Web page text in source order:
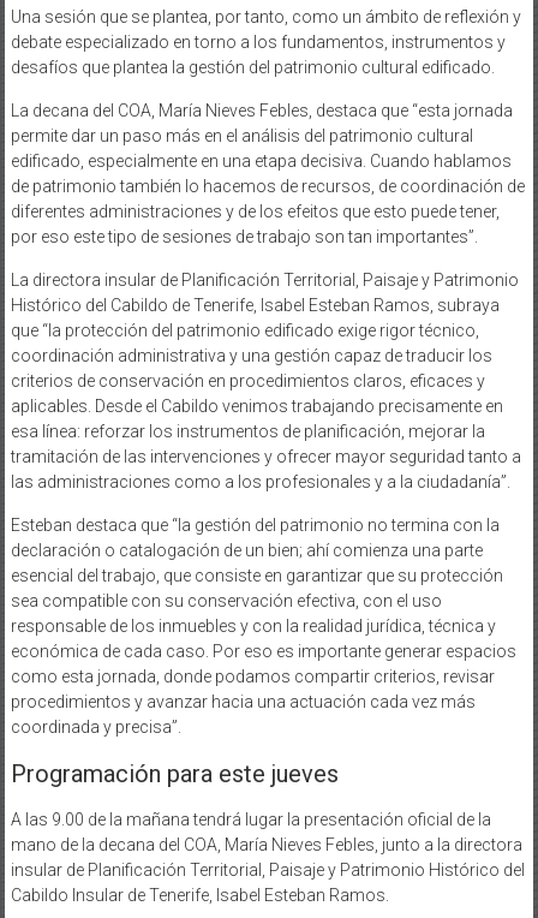
Una sesión que se plantea, por tanto, como un ámbito de reflexión y
debate especializado en torno a los fundamentos, instrumentos y
desafíos que plantea la gestión del patrimonio cultural edificado.
La decana del COA, María Nieves Febles, destaca que “esta jornada
permite dar un paso más en el análisis del patrimonio cultural
edificado, especialmente en una etapa decisiva. Cuando hablamos
de patrimonio también lo hacemos de recursos, de coordinación de
diferentes administraciones y de los efeitos que esto puede tener,
por eso este tipo de sesiones de trabajo son tan importantes”.
La directora insular de Planificación Territorial, Paisaje y Patrimonio
Histórico del Cabildo de Tenerife, Isabel Esteban Ramos, subraya
que “la protección del patrimonio edificado exige rigor técnico,
coordinación administrativa y una gestión capaz de traducir los
criterios de conservación en procedimientos claros, eficaces y
aplicables. Desde el Cabildo venimos trabajando precisamente en
esa línea: reforzar los instrumentos de planificación, mejorar la
tramitación de las intervenciones y ofrecer mayor seguridad tanto a
las administraciones como a los profesionales y a la ciudadanía”.
Esteban destaca que “la gestión del patrimonio no termina con la
declaración o catalogación de un bien; ahí comienza una parte
esencial del trabajo, que consiste en garantizar que su protección
sea compatible con su conservación efectiva, con el uso
responsable de los inmuebles y con la realidad jurídica, técnica y
económica de cada caso. Por eso es importante generar espacios
como esta jornada, donde podamos compartir criterios, revisar
procedimientos y avanzar hacia una actuación cada vez más
coordinada y precisa”.
Programación para este jueves
A las 9.00 de la mañana tendrá lugar la presentación oficial de la
mano de la decana del COA, María Nieves Febles, junto a la directora
insular de Planificación Territorial, Paisaje y Patrimonio Histórico del
Cabildo Insular de Tenerife, Isabel Esteban Ramos.